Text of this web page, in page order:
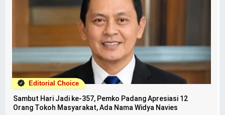
Editorial Choice
Sambut Hari Jadi ke-357, Pemko Padang Apresiasi 12
Orang Tokoh Masyarakat, Ada Nama Widya Navies